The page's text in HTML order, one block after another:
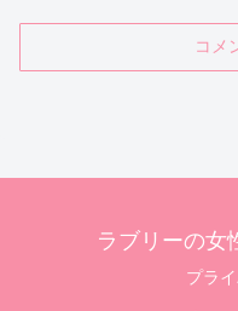
コメ
ラブリーの女
プラ